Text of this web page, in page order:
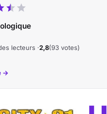
lecteurs ·2,8(93 votes)
→